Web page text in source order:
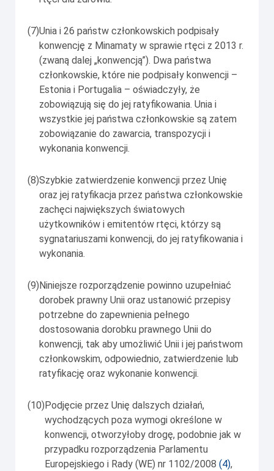
(7)Unia i 26 państw członkowskich podpisały
konwencję z Minamaty w sprawie rtęci z 2013 r.
(zwaną dalej „konwencją”). Dwa państwa
członkowskie, które nie podpisały konwencji –
Estonia i Portugalia – oświadczyły, że
zobowiązują się do jej ratyfikowania. Unia i
wszystkie jej państwa członkowskie są zatem
zobowiązanie do zawarcia, transpozycji i
wykonania konwencji.
(8)Szybkie zatwierdzenie konwencji przez Unię
oraz jej ratyfikacja przez państwa członkowskie
zachęci największych światowych
użytkowników i emitentów rtęci, którzy są
sygnatariuszami konwencji, do jej ratyfikowania i
wykonania.
(9) Niniejsze rozporządzenie powinno uzupełniać
dorobek prawny Unii oraz ustanowić przepisy
potrzebne do zapewnienia pełnego
dostosowania dorobku prawnego Unii do
konwencji, tak aby umożliwić Unii i jej państwom
członkowskim, odpowiednio, zatwierdzenie lub
ratyfikację oraz wykonanie konwencji.
(10) Podjęcie przez Unię dalszych działań,
wychodzących poza wymogi określone w
konwencji, otworzyłoby drogę, podobnie jak w
przypadku rozporządzenia Parlamentu
Europejskiego i Rady (WE) nr 1102/2008 (4),